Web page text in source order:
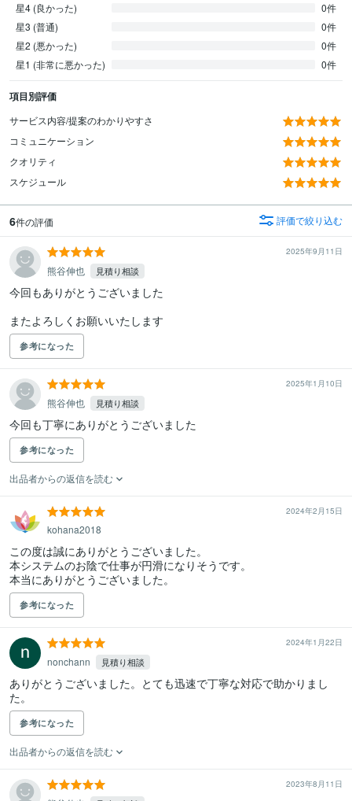
星4 (良かった)
0件
星3 (普通)
0件
星2 (悪かった)
0件
星1 (非常に悪かった)
0件
項目別評価
サービス内容/提案のわかりやすさ
コミュニケーション
クオリティ
スケジュール
6件の評価 評価で絞り込む
2025年9月11日
熊谷伸也 見積り相談
今回もありがとうございました
またよろしくお願いいたします
参考になった
2025年1月10日
熊谷伸也 見積り相談
今回も丁寧にありがとうございました
参考になった
出品者からの返信を読む
2024年2月15日
kohana2018
この度は誠にありがとうございました。
本システムのお陰で仕事が円滑になりそうです。
本当にありがとうございました。
参考になった
2024年1月22日
nonchann 見積り相談
ありがとうございました。とても迅速で丁寧な対応で助かりまし
た。
参考になった
出品者からの返信を読む
2023年8月11日